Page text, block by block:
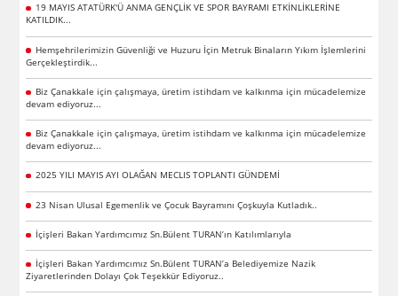
19 MAYIS ATATÜRK'Ü ANMA GENÇLİK VE SPOR BAYRAMI ETKİNLİKLERİNE
KATILDIK...
Hemşehrilerimizin Güvenliği ve Huzuru İçin Metruk Binaların Yıkım İşlemlerini
Gerçekleştirdik...
Biz Çanakkale için çalışmaya, üretim istihdam ve kalkınma için mücadelemize
devam ediyoruz...
Biz Çanakkale için çalışmaya, üretim istihdam ve kalkınma için mücadelemize
devam ediyoruz...
2025 YILI MAYIS AYI OLAĞAN MECLIS TOPLANTI GÜNDEMİ
23 Nisan Ulusal Egemenlik ve Çocuk Bayramını Çoşkuyla Kutladık..
İçişleri Bakan Yardımcımız Sn.Bülent TURAN’ın Katılımlarıyla
İçişleri Bakan Yardımcımız Sn.Bülent TURAN’a Belediyemize Nazik
Ziyaretlerinden Dolayı Çok Teşekkür Ediyoruz..